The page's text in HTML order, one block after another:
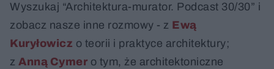
Wyszukaj “Architektura-murator. Podcast 30/30” i
zobacz nasze inne rozmowy - z Ewą
Kuryłowicz o teorii i praktyce architektury;
z Anną Cymer o tym, że architektoniczne